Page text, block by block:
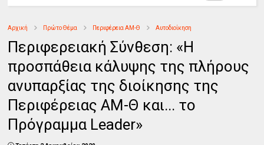
Αρχική Πρώτο Θέμα Περιφέρεια ΑΜ-Θ Αυτοδιοίκηση
Περιφερειακή Σύνθεση: «Η
προσπάθεια κάλυψης της πλήρους
ανυπαρξίας της διοίκησης της
Περιφέρειας ΑΜ-Θ και... το
Πρόγραμμα Leader»